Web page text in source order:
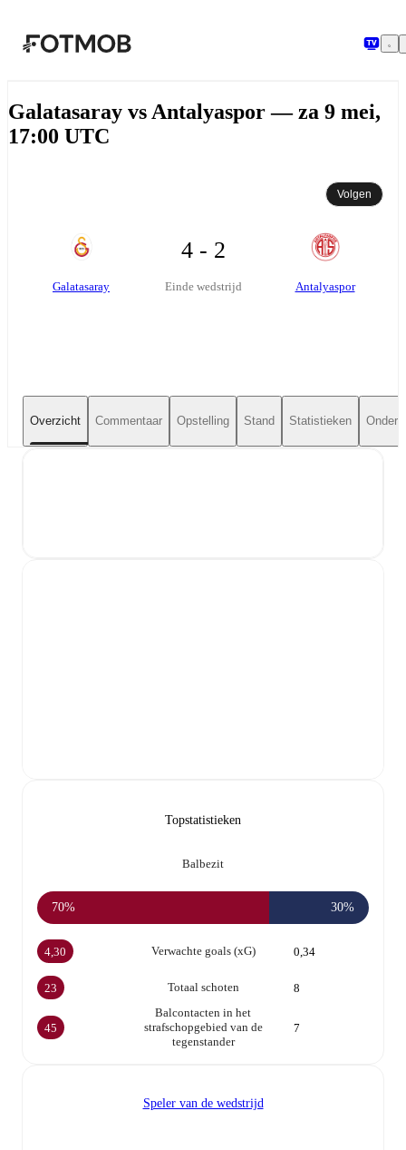
Galatasaray vs Antalyaspor — za 9 mei,
17:00 UTC
Volgen
Galatasaray
4 - 2
Einde wedstrijd Antalyaspor
Overzicht Commentaar Opstelling Stand Statistieken
Topstatistieken
Balbezit
70% 30%
Verwachte goals (xG)
4,30 0,34
Totaal schoten
23
8
Balcontacten in het
strafschopgebied van de
tegenstander
45 7
Speler van de wedstrijd